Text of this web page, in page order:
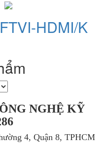
HDMI/K
NGHỆ KỸ
4, Quận 8, TPHCM